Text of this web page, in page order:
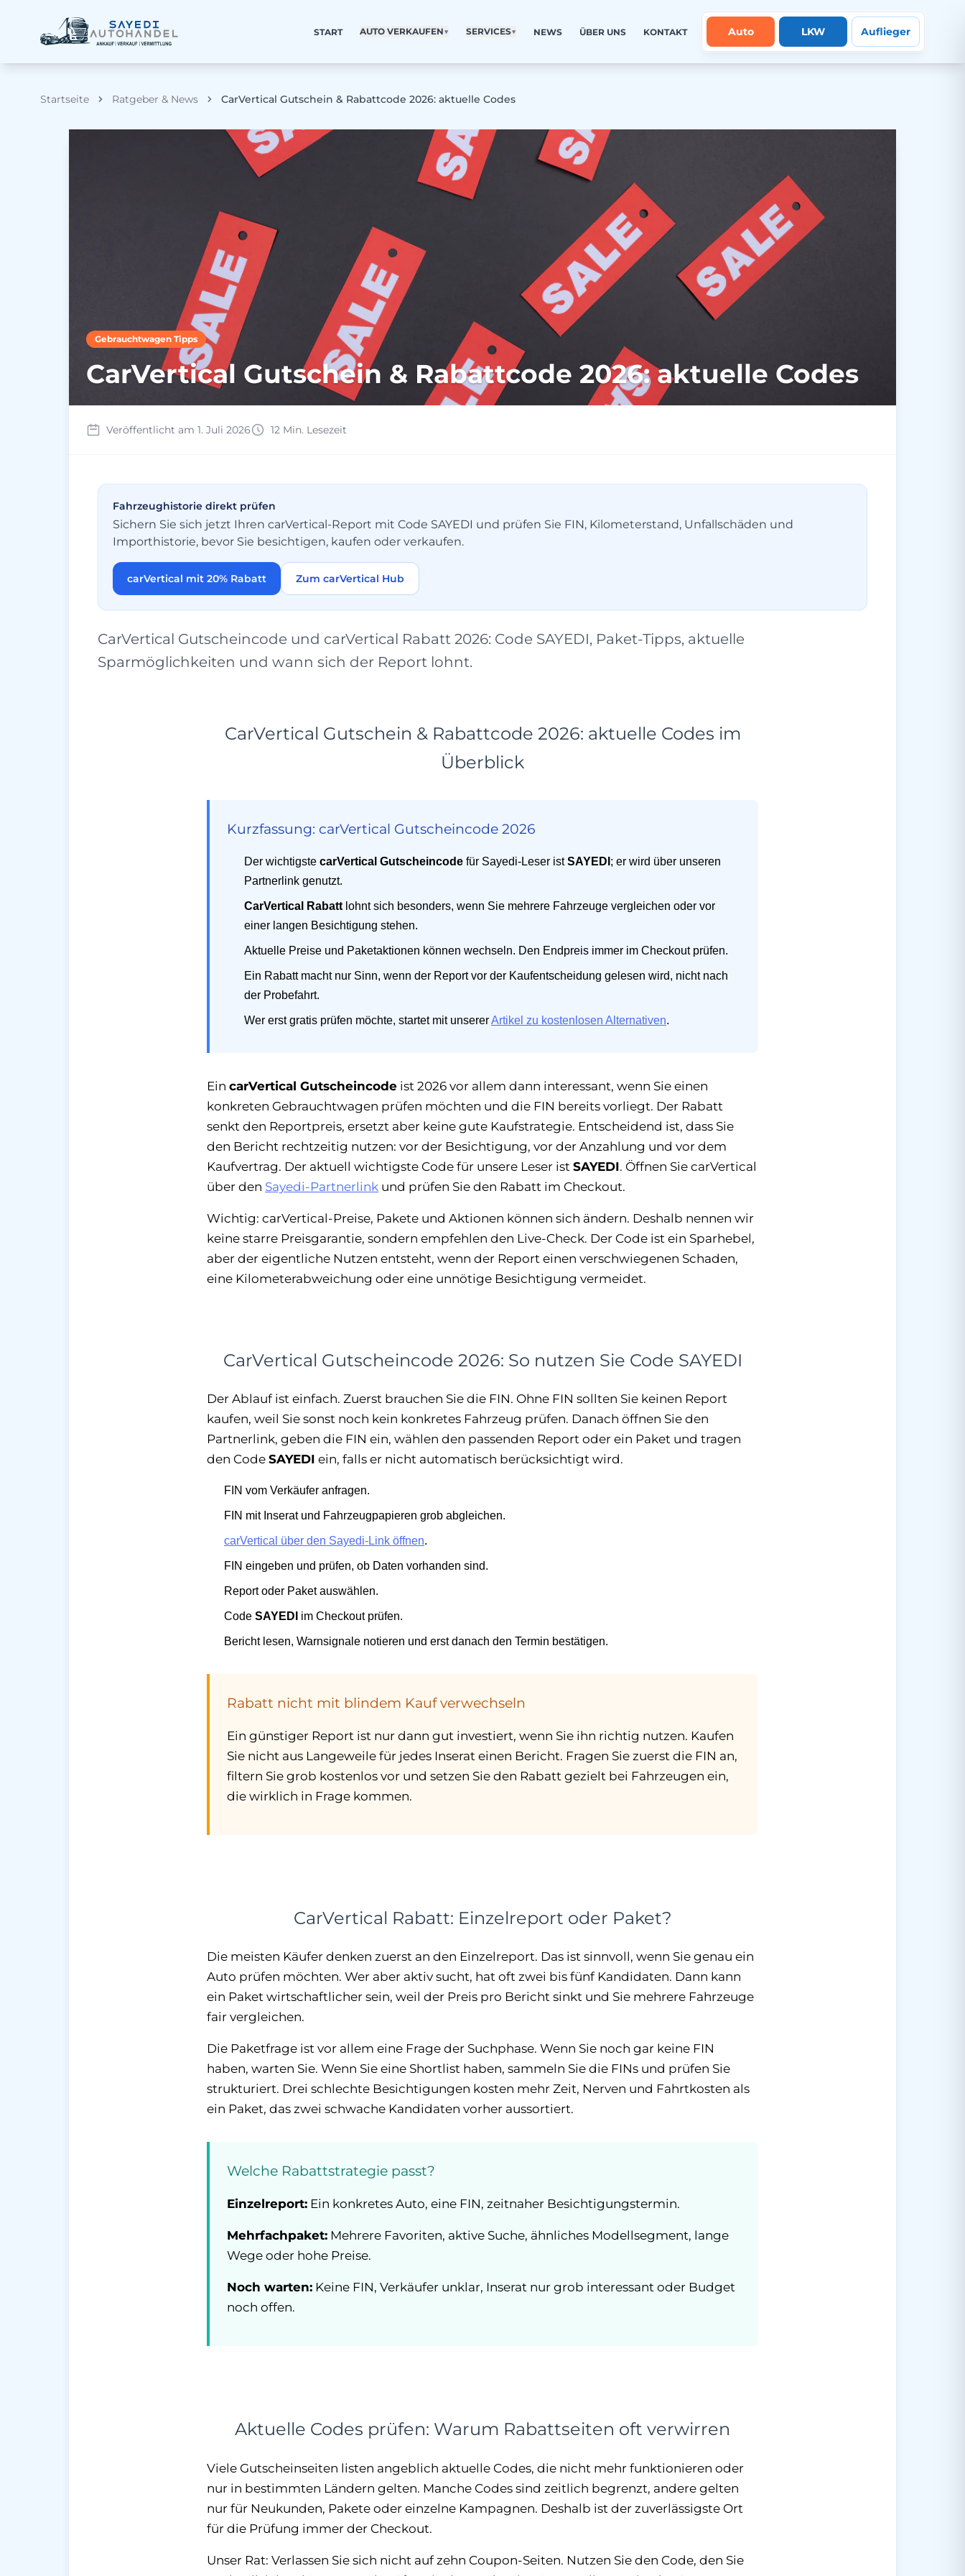
START AUTO VERKAUFEN▼ SERVICES▼ NEWS ÜBER UNS KONTAKT Auto LKW Auflieger
Startseite Ratgeber & News CarVertical Gutschein & Rabattcode 2026: aktuelle Codes
Gebrauchtwagen Tipps
CarVertical Gutschein & Rabattcode 2026: aktuelle Codes
Veröffentlicht am 1. Juli 2026 12 Min. Lesezeit
Fahrzeughistorie direkt prüfen
Sichern Sie sich jetzt Ihren carVertical-Report mit Code SAYEDI und prüfen Sie FIN, Kilometerstand, Unfallschäden und
Importhistorie, bevor Sie besichtigen, kaufen oder verkaufen.
carVertical mit 20% Rabatt Zum carVertical Hub
CarVertical Gutscheincode und carVertical Rabatt 2026: Code SAYEDI, Paket-Tipps, aktuelle
Sparmöglichkeiten und wann sich der Report lohnt.
CarVertical Gutschein & Rabattcode 2026: aktuelle Codes im
Überblick
Kurzfassung: carVertical Gutscheincode 2026
Der wichtigste carVertical Gutscheincode für Sayedi-Leser istSAYEDI ; er wird über unseren
Partnerlink genutzt.
CarVertical Rabatt lohnt sich besonders, wenn Sie mehrere Fahrzeuge vergleichen oder vor
einer langen Besichtigung stehen.
Aktuelle Preise und Paketaktionen können wechseln. Den Endpreis immer im Checkout prüfen.
Ein Rabatt macht nur Sinn, wenn der Report vor der Kaufentscheidung gelesen wird, nicht nach
der Probefahrt.
Wer erst gratis prüfen möchte, startet mit unsererArtikel zu kostenlosen Alternativen.
Ein carVertical Gutscheincode ist 2026 vor allem dann interessant, wenn Sie einen
konkreten Gebrauchtwagen prüfen möchten und die FIN bereits vorliegt. Der Rabatt
senkt den Reportpreis, ersetzt aber keine gute Kaufstrategie. Entscheidend ist, dass Sie
den Bericht rechtzeitig nutzen: vor der Besichtigung, vor der Anzahlung und vor dem
Kaufvertrag. Der aktuell wichtigste Code für unsere Leser ist SAYEDI. Öffnen Sie carVertical
über den Sayedi-Partnerlink und prüfen Sie den Rabatt im Checkout.
Wichtig: carVertical-Preise, Pakete und Aktionen können sich ändern. Deshalb nennen wir
keine starre Preisgarantie, sondern empfehlen den Live-Check. Der Code ist ein Sparhebel,
aber der eigentliche Nutzen entsteht, wenn der Report einen verschwiegenen Schaden,
eine Kilometerabweichung oder eine unnötige Besichtigung vermeidet.
CarVertical Gutscheincode 2026: So nutzen Sie Code SAYEDI
Der Ablauf ist einfach. Zuerst brauchen Sie die FIN. Ohne FIN sollten Sie keinen Report
kaufen, weil Sie sonst noch kein konkretes Fahrzeug prüfen. Danach öffnen Sie den
Partnerlink, geben die FIN ein, wählen den passenden Report oder ein Paket und tragen
den Code SAYEDI ein, falls er nicht automatisch berücksichtigt wird.
FIN vom Verkäufer anfragen.
FIN mit Inserat und Fahrzeugpapieren grob abgleichen.
carVertical über den Sayedi-Link öffnen.
FIN eingeben und prüfen, ob Daten vorhanden sind.
Report oder Paket auswählen.
Code SAYEDI im Checkout prüfen.
Bericht lesen, Warnsignale notieren und erst danach den Termin bestätigen.
Rabatt nicht mit blindem Kauf verwechseln
Ein günstiger Report ist nur dann gut investiert, wenn Sie ihn richtig nutzen. Kaufen
Sie nicht aus Langeweile für jedes Inserat einen Bericht. Fragen Sie zuerst die FIN an,
filtern Sie grob kostenlos vor und setzen Sie den Rabatt gezielt bei Fahrzeugen ein,
die wirklich in Frage kommen.
CarVertical Rabatt: Einzelreport oder Paket?
Die meisten Käufer denken zuerst an den Einzelreport. Das ist sinnvoll, wenn Sie genau ein
Auto prüfen möchten. Wer aber aktiv sucht, hat oft zwei bis fünf Kandidaten. Dann kann
ein Paket wirtschaftlicher sein, weil der Preis pro Bericht sinkt und Sie mehrere Fahrzeuge
fair vergleichen.
Die Paketfrage ist vor allem eine Frage der Suchphase. Wenn Sie noch gar keine FIN
haben, warten Sie. Wenn Sie eine Shortlist haben, sammeln Sie die FINs und prüfen Sie
strukturiert. Drei schlechte Besichtigungen kosten mehr Zeit, Nerven und Fahrtkosten als
ein Paket, das zwei schwache Kandidaten vorher aussortiert.
Welche Rabattstrategie passt?
Einzelreport: Ein konkretes Auto, eine FIN, zeitnaher Besichtigungstermin.
Mehrfachpaket: Mehrere Favoriten, aktive Suche, ähnliches Modellsegment, lange
Wege oder hohe Preise.
Noch warten: Keine FIN, Verkäufer unklar, Inserat nur grob interessant oder Budget
noch offen.
Aktuelle Codes prüfen: Warum Rabattseiten oft verwirren
Viele Gutscheinseiten listen angeblich aktuelle Codes, die nicht mehr funktionieren oder
nur in bestimmten Ländern gelten. Manche Codes sind zeitlich begrenzt, andere gelten
nur für Neukunden, Pakete oder einzelne Kampagnen. Deshalb ist der zuverlässigste Ort
für die Prüfung immer der Checkout.
Unser Rat: Verlassen Sie sich nicht auf zehn Coupon-Seiten. Nutzen Sie den Code, den Sie